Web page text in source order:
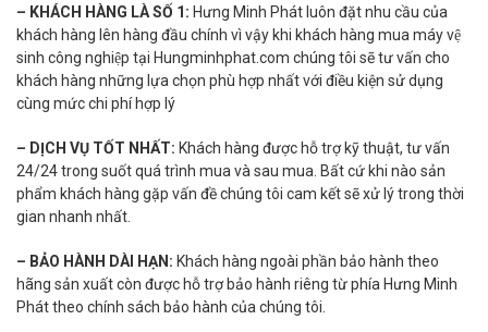
– KHÁCH HÀNG LÀ SỐ 1: Hưng Minh Phát luôn đặt nhu cầu của
khách hàng lên hàng đầu chính vì vậy khi khách hàng mua máy vệ
sinh công nghiệp tại Hungminhphat.com chúng tôi sẽ tư vấn cho
khách hàng những lựa chọn phù hợp nhất với điều kiện sử dụng
cùng mức chi phí hợp lý
– DỊCH VỤ TỐT NHẤT: Khách hàng được hỗ trợ kỹ thuật, tư vấn
24/24 trong suốt quá trình mua và sau mua. Bất cứ khi nào sản
phẩm khách hàng gặp vấn đề chúng tôi cam kết sẽ xử lý trong thời
gian nhanh nhất.
– BẢO HÀNH DÀI HẠN: Khách hàng ngoài phần bảo hành theo
hãng sản xuất còn được hỗ trợ bảo hành riêng từ phía Hưng Minh
Phát theo chính sách bảo hành của chúng tôi.